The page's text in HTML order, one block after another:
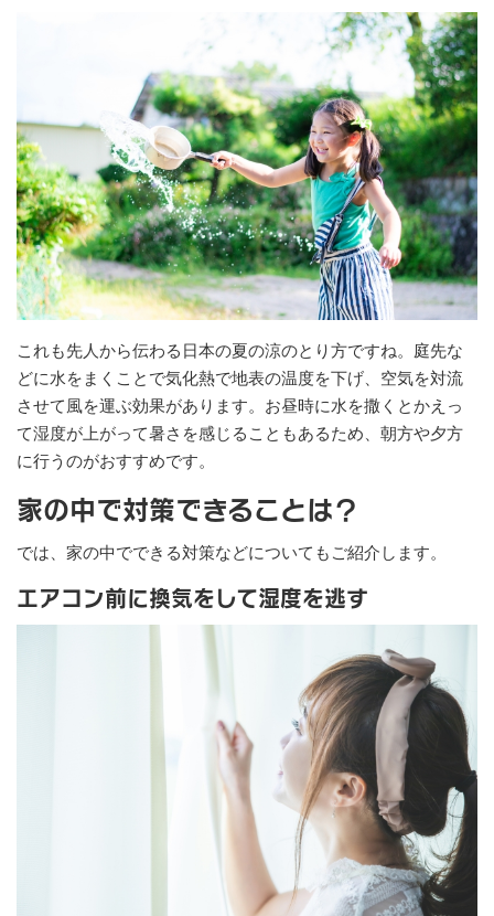
これも先人から伝わる日本の夏の涼のとり方ですね。庭先な
どに水をまくことで気化熱で地表の温度を下げ、空気を対流
させて風を運ぶ効果があります。お昼時に水を撒くとかえっ
て湿度が上がって暑さを感じることもあるため、朝方や夕方
に行うのがおすすめです。
家の中で対策できることは？
では、家の中でできる対策などについてもご紹介します。
エアコン前に換気をして湿度を逃す